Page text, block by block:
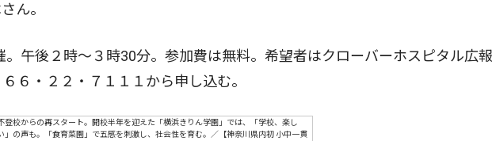
ん。
午後２時〜３時30分。参加費は無料。希望者はクローバーホスピタル広報
６・２２・７１１１から申し込む。